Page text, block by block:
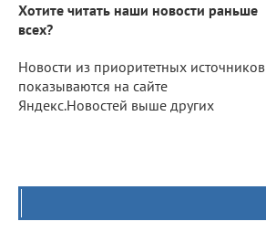
Хотите читать наши новости раньше
всех?
Новости из приоритетных источников
показываются на сайте
Яндекс.Новостей выше других